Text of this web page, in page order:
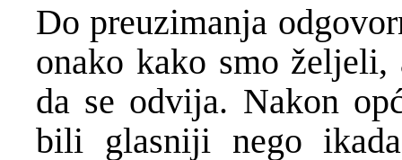
Do preuzimanja
onako kako smo
da se odvija. Nakon
bili glasniji nego